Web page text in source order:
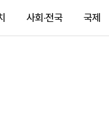
사회·전국 국제